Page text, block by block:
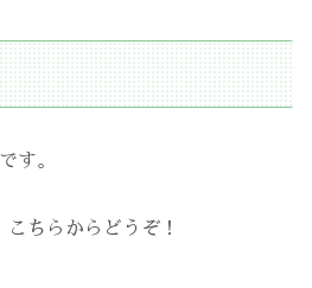
す。
ちらからどうぞ！